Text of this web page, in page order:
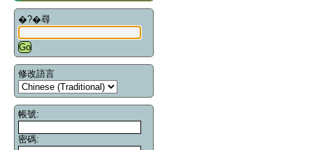
�?�尋
修改語言
帳號:
密碼: